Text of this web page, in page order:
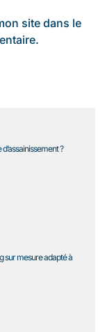
site dans le
?
sur mesure adapté à